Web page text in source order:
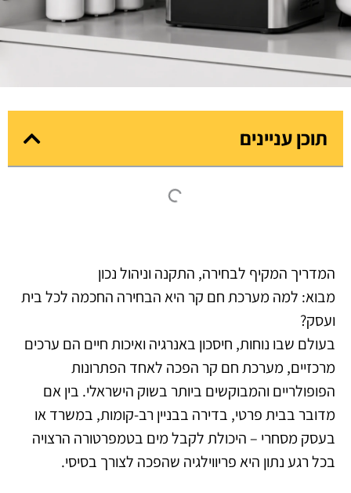
תוכן עניינים
המדריך המקיף לבחירה, התקנה וניהול נכון
מבוא: למה מערכת חם קר היא הבחירה החכמה לכל בית
ועסק?
בעולם שבו נוחות, חיסכון באנרגיה ואיכות חיים הם ערכים
מרכזיים, מערכת חם קר הפכה לאחד הפתרונות
הפופולריים והמבוקשים ביותר בשוק הישראלי. בין אם
מדובר בבית פרטי, בדירה בבניין רב-קומות, במשרד או
בעסק מסחרי – היכולת לקבל מים בטמפרטורה הרצויה
בכל רגע נתון היא פריווילגיה שהפכה לצורך בסיסי.